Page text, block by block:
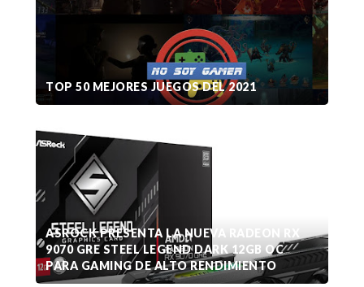
TOP 50 MEJORES JUEGOS DEL 2021
ASROCK PRESENTA LA NUEVA RADEON RX
9070 GRE STEEL LEGEND DARK 12GB OC
PARA GAMING DE ALTO RENDIMIENTO